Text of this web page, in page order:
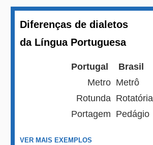
Diferenças de dialetos
da Língua Portuguesa
Portugal
Brasil
Metro Metrô
Rotunda Rotatória
Portagem Pedágio
VER MAIS EXEMPLOS